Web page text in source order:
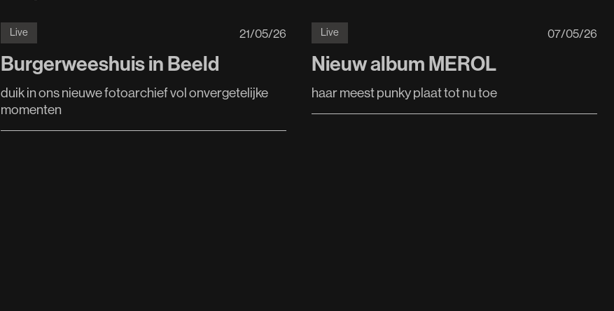
Live 21/05/26
Burgerweeshuis in Beeld
duik in ons nieuwe fotoarchief vol onvergetelijke
momenten
Live 07/05/26
Nieuw album MEROL
haar meest punky plaat tot nu toe